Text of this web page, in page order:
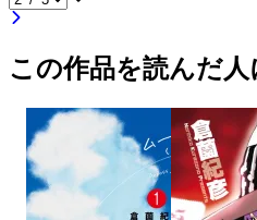
この作品を読んだ